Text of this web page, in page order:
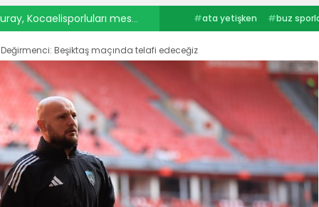
Kocaelisporluları mest etti Onurcan Piri: Kocaeli Stadı’nın atmosferini
#ata yetişken #buz sporlarıkocaelispor
haberleri
#göztepekocaelispor
selçuk inankağıtspor #ibrahim
ercinkocaelispor
#hodri meydanFurkan
Akar
Ata YetişkenKocaelispor
#Smolcic Kocaelispor haberleri
#Selçuk İnan
#Kocaelispor
#Kocaelispor #
Yalçın
#Enes Çinemre
Serdar
seka park
spor41
spor41
kocaelispor
Beşiktaş maçında telafi edeceğiz